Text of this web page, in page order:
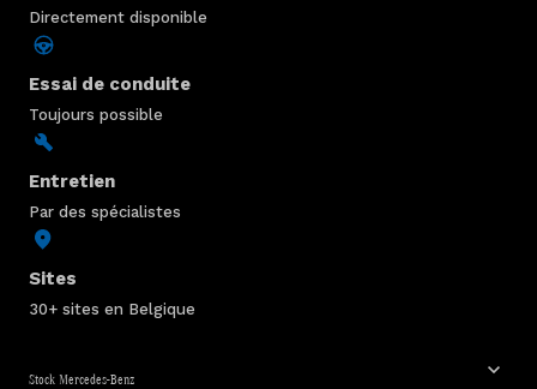
Directement disponible
Essai de conduite
Toujours possible
Entretien
Par des spécialistes
Sites
30+ sites en Belgique
Stock Mercedes-Benz